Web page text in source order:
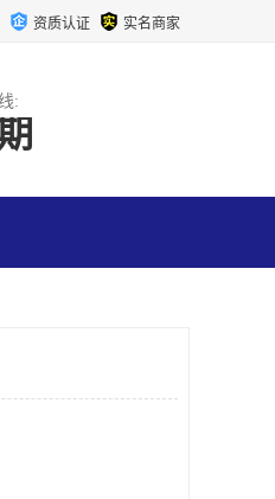
资质认证 实名商家
: